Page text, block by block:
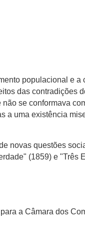
populacional e a
das contradições
se conformava
a uma existência
novas questões
(1859) e "Três
a Câmara dos